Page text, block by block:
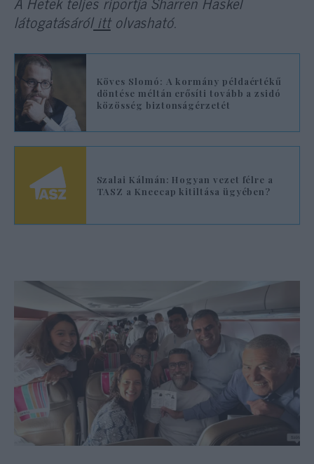
látogatásárólittolvasható.
Köves Slomó: A kormány példaértékű
döntése méltán erősíti tovább a zsidó
közösség biztonságérzetét
Szalai Kálmán: Hogyan vezet félre a
TASZ a Kneecap kitiltása ügyében?